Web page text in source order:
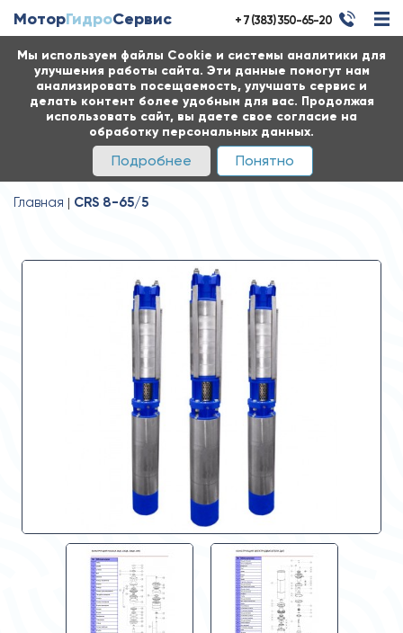
Мы используем файлы Cookie и системы аналитики для
улучшения работы сайта. Эти данные помогут нам
анализировать посещаемость, улучшать сервис и
делать контент более удобным для вас. Продолжая
использовать сайт, вы даете свое согласие на
обработку персональных данных.
Подробнее Понятно
МоторГидроСервис + 7 (383) 350-65-20
Главная CRS 8-65/5